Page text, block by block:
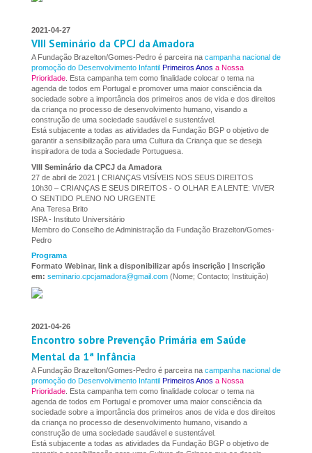
2021-04-27
VIII Seminário da CPCJ da Amadora
A Fundação Brazelton/Gomes-Pedro é parceira na campanha nacional de
promoção do Desenvolvimento Infantil Primeiros Anos a Nossa
Prioridade . Esta campanha tem como finalidade colocar o tema na
agenda de todos em Portugal e promover uma maior consciência da
sociedade sobre a importância dos primeiros anos de vida e dos direitos
da criança no processo de desenvolvimento humano, visando a
construção de uma sociedade saudável e sustentável.
Está subjacente a todas as atividades da Fundação BGP o objetivo de
garantir a sensibilização para uma Cultura da Criança que se deseja
inspiradora de toda a Sociedade Portuguesa.
VIII Seminário da CPCJ da Amadora
27 de abril de 2021 | CRIANÇAS VISÍVEIS NOS SEUS DIREITOS
10h30 – CRIANÇAS E SEUS DIREITOS - O OLHAR E A LENTE: VIVER
O SENTIDO PLENO NO URGENTE
Ana Teresa Brito
ISPA - Instituto Universitário
Membro do Conselho de Administração da Fundação Brazelton/Gomes-
Pedro
Programa
Formato Webinar, link a disponibilizar após inscrição | Inscrição
em: seminario.cpcjamadora@gmail.com (Nome; Contacto; Instituição)
2021-04-26
Encontro sobre Prevenção Primária em Saúde
Mental da 1ª Infância
A Fundação Brazelton/Gomes-Pedro é parceira na campanha nacional de
promoção do Desenvolvimento Infantil Primeiros Anos a Nossa
Prioridade . Esta campanha tem como finalidade colocar o tema na
agenda de todos em Portugal e promover uma maior consciência da
sociedade sobre a importância dos primeiros anos de vida e dos direitos
da criança no processo de desenvolvimento humano, visando a
construção de uma sociedade saudável e sustentável.
Está subjacente a todas as atividades da Fundação BGP o objetivo de